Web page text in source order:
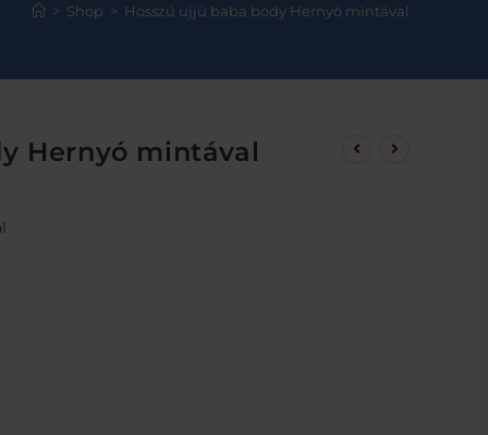
> Shop > Hosszú ujjú baba body Hernyó mintával
Hernyó mintával